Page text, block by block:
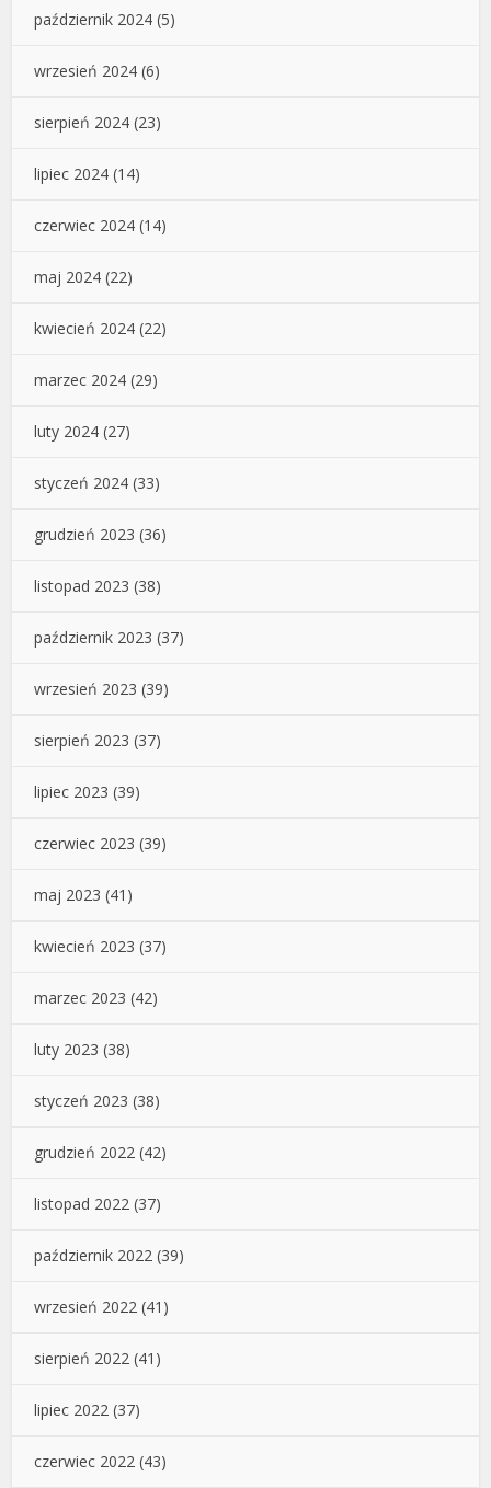
październik 2024 (5)
wrzesień 2024 (6)
sierpień 2024 (23)
lipiec 2024 (14)
czerwiec 2024 (14)
maj 2024 (22)
kwiecień 2024 (22)
marzec 2024 (29)
luty 2024 (27)
styczeń 2024 (33)
grudzień 2023 (36)
listopad 2023 (38)
październik 2023 (37)
wrzesień 2023 (39)
sierpień 2023 (37)
lipiec 2023 (39)
czerwiec 2023 (39)
maj 2023 (41)
kwiecień 2023 (37)
marzec 2023 (42)
luty 2023 (38)
styczeń 2023 (38)
grudzień 2022 (42)
listopad 2022 (37)
październik 2022 (39)
wrzesień 2022 (41)
sierpień 2022 (41)
lipiec 2022 (37)
czerwiec 2022 (43)